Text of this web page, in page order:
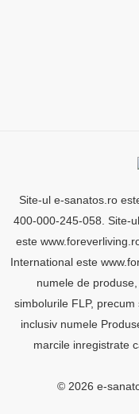
Site-ul e-sanatos.ro
400-000-245-058. Site-
este
International este
numele de
simbolurile FLP,
inclusiv numele
marcile inregistrate
© 2026 e-